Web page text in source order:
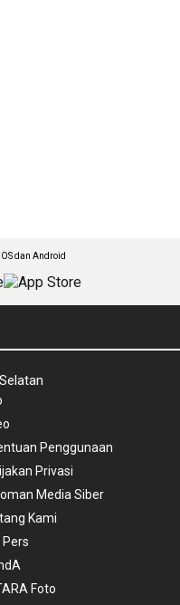
dan Android
Penggunaan
Privasi
Media Siber
Kami
Pers
Foto